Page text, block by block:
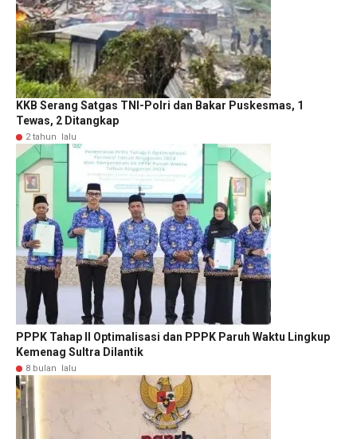
KKB Serang Satgas TNI-Polri dan Bakar Puskesmas, 1
Tewas, 2 Ditangkap
2 tahun lalu
PPPK Tahap II Optimalisasi dan PPPK Paruh Waktu Lingkup
Kemenag Sultra Dilantik
8 bulan lalu